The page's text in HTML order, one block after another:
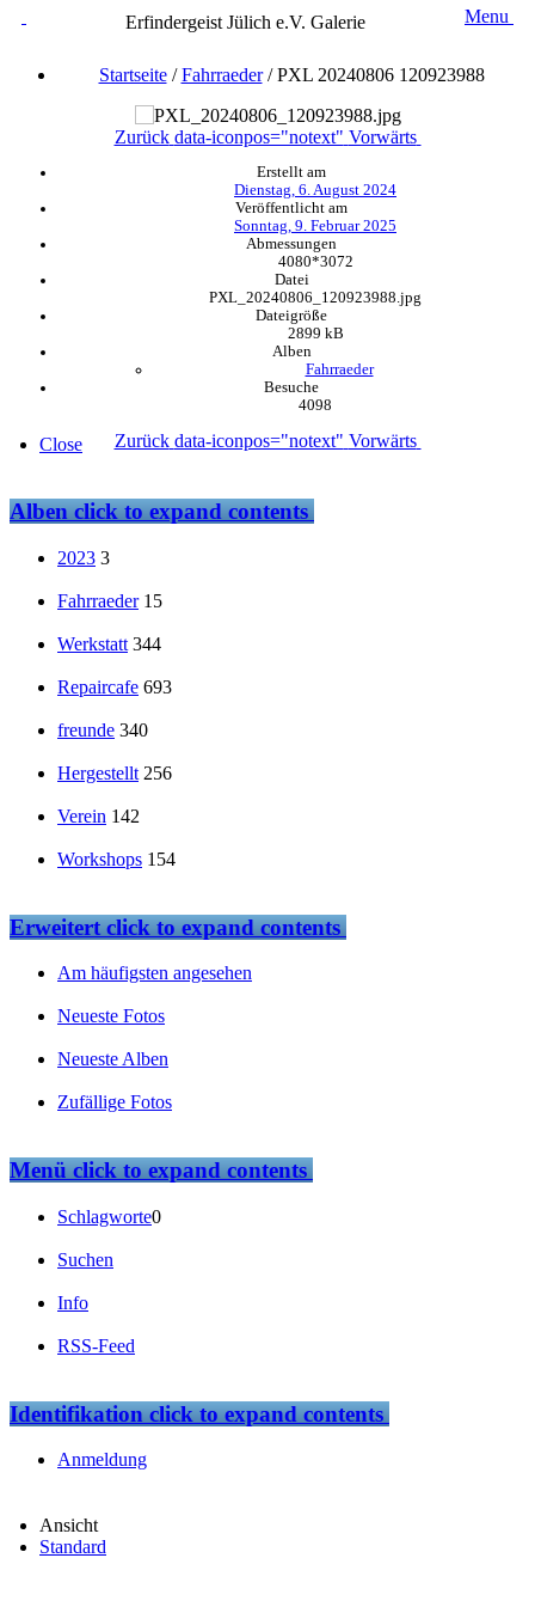
Erfindergeist Jülich e.V. Galerie Menu
Startseite/Fahrraeder/PXL 20240806 120923988
Zurück data-iconpos="notext" Vorwärts
Erstellt am
Dienstag, 6. August 2024
Veröffentlicht am
Sonntag, 9. Februar 2025
Abmessungen
4080*3072
Datei
PXL_20240806_120923988.jpg
Dateigröße
2899 kB
Alben
Fahrraeder
Besuche
4098
Zurück data-iconpos="notext" Vorwärts
Close
Albenclick to expand contents
2023 3
Fahrraeder 15
Werkstatt 344
Repaircafe 693
freunde 340
Hergestellt 256
Verein 142
Workshops 154
Erweitertclick to expand contents
Am häufigsten angesehen
Neueste Fotos
Neueste Alben
Zufällige Fotos
Menüclick to expand contents
Schlagworte0
Suchen
Info
RSS-Feed
Identifikationclick to expand contents
Anmeldung
Ansicht
Standard